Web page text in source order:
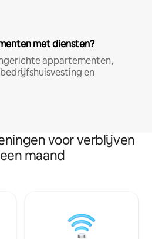
met diensten?
appartementen,
en
voor verblijven
maand